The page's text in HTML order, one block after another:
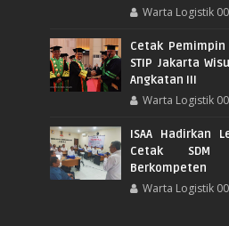
Warta Logistik
Cetak
STIP Jakarta
Angkatan III
Warta Logistik
ISAA Hadirkan
Cetak SDM
Berkompeten
Warta Logistik